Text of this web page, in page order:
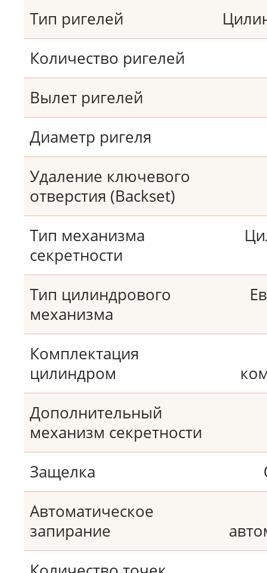
Тип ригелей
Количество ригелей
Вылет ригелей
Диаметр ригеля
Удаление ключевого
отверстия (Backset)
Тип механизма
секретности
Тип цилиндрового
механизма
Комплектация
цилиндром
Дополнительный
механизм секретности
Защелка
Автоматическое
запирание